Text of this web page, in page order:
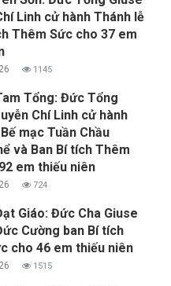
Linh cử hành Thánh lễ
Thêm Sức cho 37 em
1145
Tổng: Đức Tổng
Chí Linh cử hành
mạc Tuần Chầu
và Ban Bí tích Thêm
em thiếu niên
724
Giáo: Đức Cha Giuse
Cường ban Bí tích
cho 46 em thiếu niên
1515